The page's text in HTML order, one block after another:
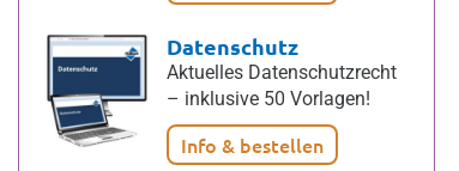
Datenschutz
Aktuelles Datenschutzrecht
– inklusive 50 Vorlagen!
Info & bestellen